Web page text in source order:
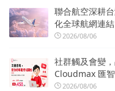
聯合航空深耕
化全球航網連結
2026/08/06
社群觸及會變
Cloudmax 匯
2026/08/06